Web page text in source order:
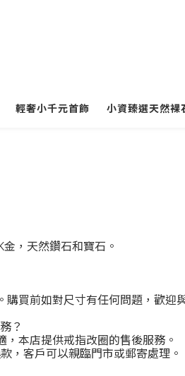
輕奢小千元首飾 小資臻選天然
，天然鑽石和寶石。
。購買前如對尺寸有任何問題，歡迎
？
，本店提供戒指改圈的售後服務。
，客戶可以親臨門市或郵寄處理。